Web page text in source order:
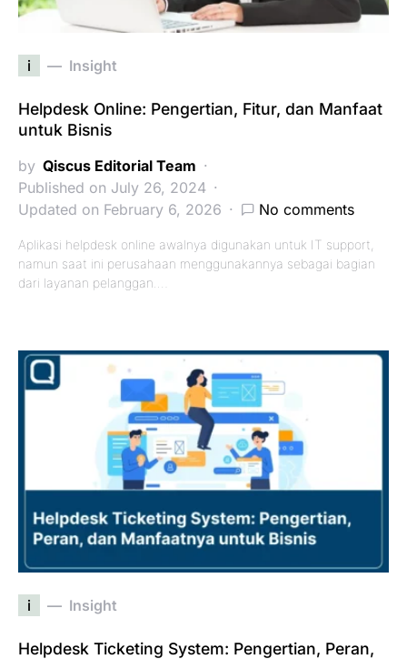
i Insight
Helpdesk Online: Pengertian, Fitur, dan Manfaat
untuk Bisnis
by Qiscus Editorial Team
Published on July 26, 2024
Updated on February 6, 2026
No comments
Aplikasi helpdesk online awalnya digunakan untuk IT support,
namun saat ini perusahaan menggunakannya sebagai bagian
dari layanan pelanggan.…
i Insight
Helpdesk Ticketing System: Pengertian, Peran,